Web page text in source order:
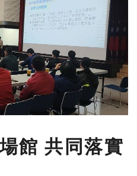
館 共同落實